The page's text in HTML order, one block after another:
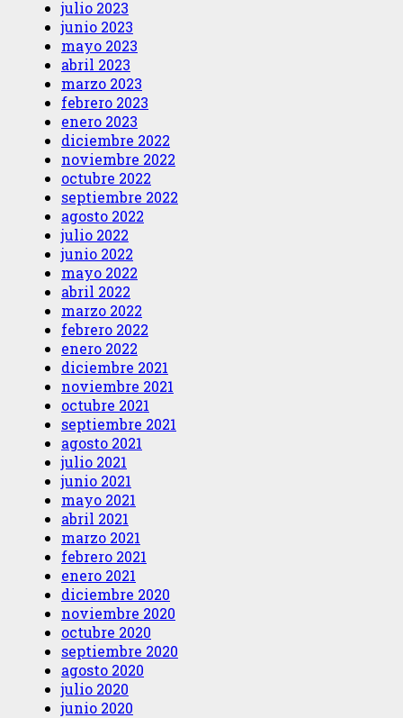
julio 2023
junio 2023
mayo 2023
abril 2023
marzo 2023
febrero 2023
enero 2023
diciembre 2022
noviembre 2022
octubre 2022
septiembre 2022
agosto 2022
julio 2022
junio 2022
mayo 2022
abril 2022
marzo 2022
febrero 2022
enero 2022
diciembre 2021
noviembre 2021
octubre 2021
septiembre 2021
agosto 2021
julio 2021
junio 2021
mayo 2021
abril 2021
marzo 2021
febrero 2021
enero 2021
diciembre 2020
noviembre 2020
octubre 2020
septiembre 2020
agosto 2020
julio 2020
junio 2020